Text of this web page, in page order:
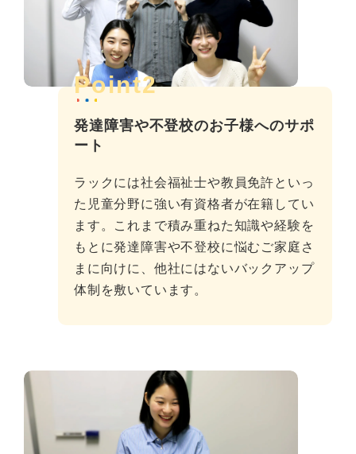
Point2
発達障害や不登校のお子様へのサポ
ート
ラックには社会福祉士や教員免許といっ
た児童分野に強い有資格者が在籍してい
ます。これまで積み重ねた知識や経験を
もとに発達障害や不登校に悩むご家庭さ
まに向けに、他社にはないバックアップ
体制を敷いています。